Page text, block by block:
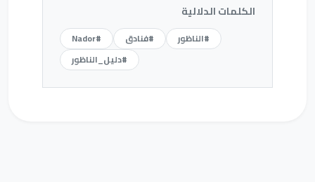
الكلمات الدلالية
#الناظور #فنادق
#Nador
#دليل_الناظور